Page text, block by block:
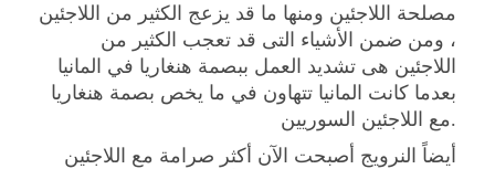
مصلحة اللاجئين ومنها ما قد يزعج الكثير من اللاجئين
، ومن ضمن الأشياء التى قد تعجب الكثير من
اللاجئين هى تشديد العمل ببصمة هنغاريا في المانيا
بعدما كانت المانيا تتهاون في ما يخص بصمة هنغاريا
مع اللاجئين السوريين.
أيضاً النرويج أصبحت الآن أكثر صرامة مع اللاجئين